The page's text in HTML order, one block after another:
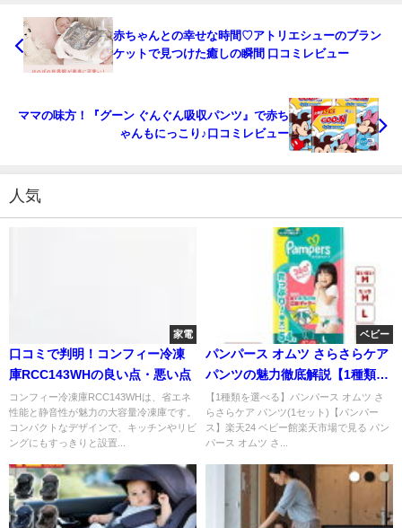
赤ちゃんとの幸せな時間♡アトリエシューのブラン
ケットで見つけた癒しの瞬間 口コミレビュー
ママの味方！『グーン ぐんぐん吸収パンツ』で赤ち
ゃんもにっこり♪口コミレビュー
人気
家電
口コミで判明！コンフィー冷凍
庫RCC143WHの良い点・悪い点
コンフィー冷凍庫RCC143WHは、省エネ
性能と静音性が魅力の大容量冷凍庫です。
コンパクトなデザインで、キッチンやリビ
ングにもすっきりと設置...
ベビー
パンパース オムツ さらさらケア
パンツの魅力徹底解説【1種類を
選べる】
【1種類を選べる】パンパース オムツ さ
らさらケア パンツ(1セット)【パンパー
ス】楽天24 ベビー館楽天市場で見る パン
パース オムツ さ...